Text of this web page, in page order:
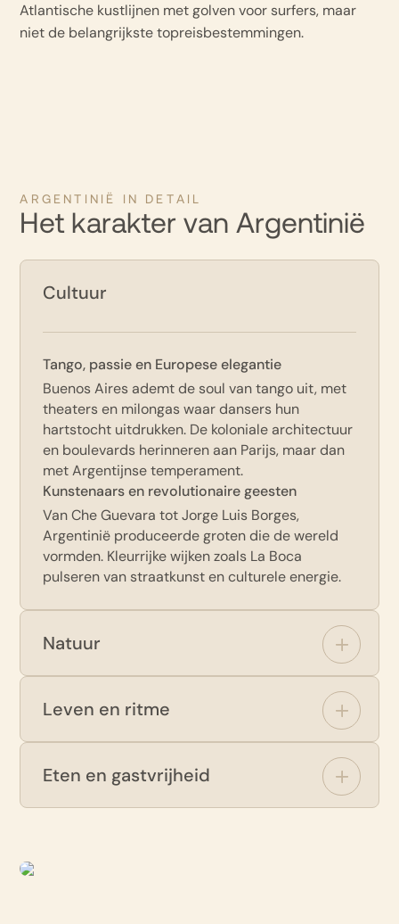
Atlantische kustlijnen met golven voor surfers, maar
niet de belangrijkste topreisbestemmingen.
ARGENTINIË IN DETAIL
Het karakter van Argentinië
Cultuur
Tango, passie en Europese elegantie
Buenos Aires ademt de soul van tango uit, met
theaters en milongas waar dansers hun
hartstocht uitdrukken. De koloniale architectuur
en boulevards herinneren aan Parijs, maar dan
met Argentijnse temperament.
Kunstenaars en revolutionaire geesten
Van Che Guevara tot Jorge Luis Borges,
Argentinië produceerde groten die de wereld
vormden. Kleurrijke wijken zoals La Boca
pulseren van straatkunst en culturele energie.
Natuur
Leven en ritme
Eten en gastvrijheid